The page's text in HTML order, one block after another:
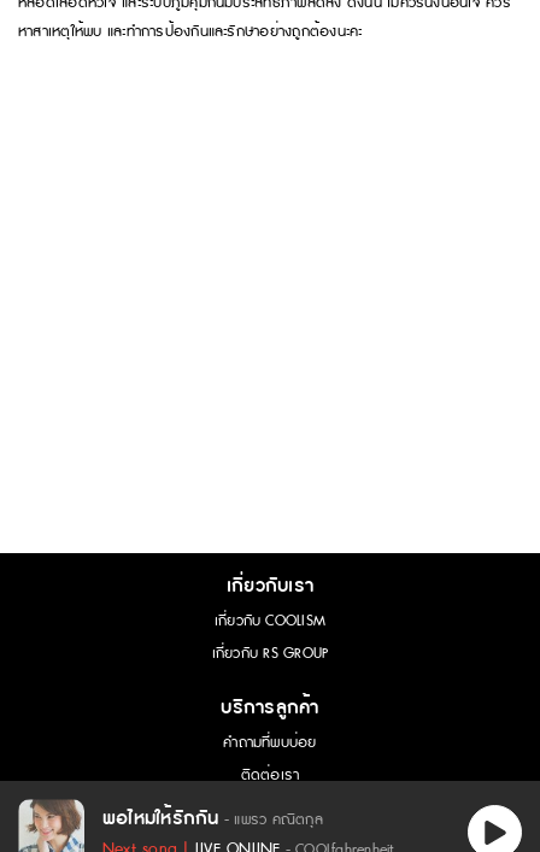
หาสาเหตุให้พบ และทำการป้องกันและรักษาอย่างถูกต้องนะคะ
เกี่ยวกับเรา
เกี่ยวกับ COOLISM
เกี่ยวกับ RS GROUP
บริการลูกค้า
คำถามที่พบบ่อย
ติดต่อเรา
การขอใช้สิทธิ์ของเจ้าของข้อมูล
เนื้อเพลง - พอไหมให้รักกัน :
พอไหมให้รักกัน - แพรว คณิตกุล